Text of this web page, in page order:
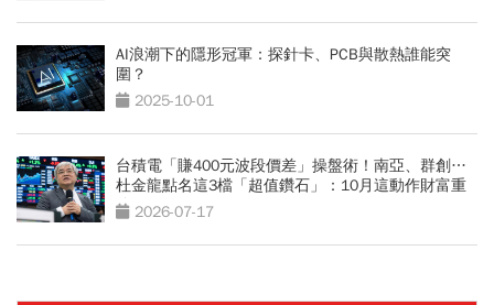
AI浪潮下的隱形冠軍：探針卡、PCB與散熱誰能突
圍？
2025-10-01
台積電「賺400元波段價差」操盤術！南亞、群創…
杜金龍點名這3檔「超值鑽石」：10月這動作財富重
分配2026-07-17